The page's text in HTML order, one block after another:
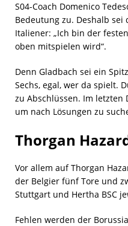
S04-Coach Domenico
Bedeutung zu. Deshalb sei
Italiener: „Ich bin der
oben mitspielen wird“.
Denn Gladbach sei ein
Sechs, egal, wer da spielt.
zu Abschlüssen. Im letzten
um nach Lösungen zu
Thorgan
Vor allem auf Thorgan
der Belgier fünf Tore und
Stuttgart und Hertha BSC
Fehlen werden der